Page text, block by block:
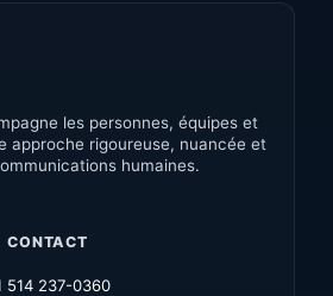
les personnes, équipes et
approche rigoureuse, nuancée et
humaines.
CONTACT
514 237-0360